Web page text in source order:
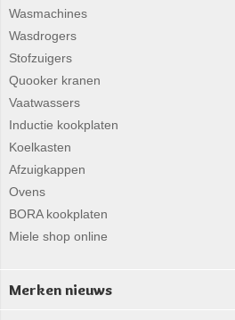
Wasmachines
Wasdrogers
Stofzuigers
Quooker kranen
Vaatwassers
Inductie kookplaten
Koelkasten
Afzuigkappen
Ovens
BORA kookplaten
Miele shop online
Merken nieuws